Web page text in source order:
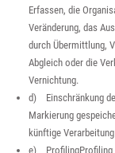
Erfassen, die
Veränderung, das
durch Übermittlung,
Abgleich oder die
Vernichtung.
d) Einschränkung
Markierung
künftige
e) ProfilingProfiling